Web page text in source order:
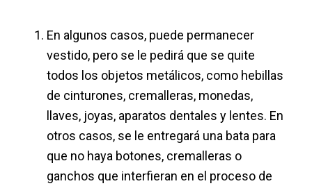
En algunos casos, puede permanecer
vestido, pero se le pedirá que se quite
todos los objetos metálicos, como hebillas
de cinturones, cremalleras, monedas,
llaves, joyas, aparatos dentales y lentes. En
otros casos, se le entregará una bata para
que no haya botones, cremalleras o
ganchos que interfieran en el proceso de